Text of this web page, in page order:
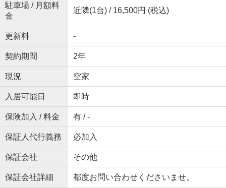
駐車場 / 月額料
金
近隣(1台) / 16,500円 (税込)
更新料 -
契約期間 2年
現況 空家
入居可能日 即時
保険加入 / 料金 有 / -
保証人代行義務 必加入
保証会社 その他
保証会社詳細 都度お問い合わせくださいませ。